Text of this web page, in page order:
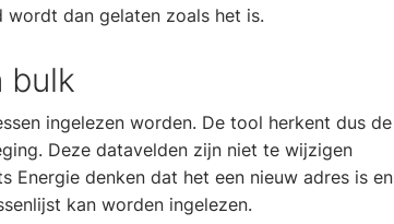
dan gelaten zoals het is.
bulk
ingelezen worden. De tool herkent dus de
Deze datavelden zijn niet te wijzigen
Energie denken dat het een nieuw adres is en
kan worden ingelezen.